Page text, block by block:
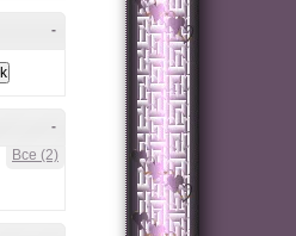
-
-
Все (2)